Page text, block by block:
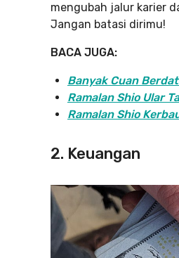
mengubah jalur karier
Jangan batasi dirimu!
BACA JUGA:
Banyak Cuan
Ramalan Shio Ular
Ramalan Shio
2. Keuangan